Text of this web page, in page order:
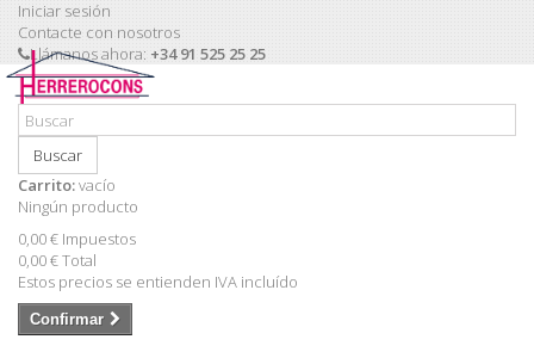
Iniciar sesión
Contacte con nosotros
Llámanos ahora: +34 91 525 25 25
Buscar
Carrito:vacío
Ningún producto
0,00 € Impuestos
0,00 €Total
Estos precios se entienden IVA incluído
Confirmar